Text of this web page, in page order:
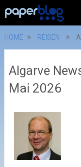
HOME REISEN
Algarve
Mai 2026